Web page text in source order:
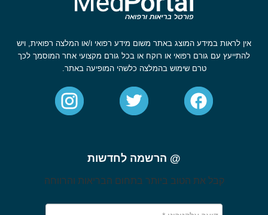
אין לראות במידע המוצג באתר משום מידע רפואי ו/או המלצה רפואית, ויש
להתייעץ עם גורם רפואי או רוקח או בכל גורם מקצועי אחר המוסמך לכך
טרם שימוש בהמלצה כלשהי המופיעה באתר.
@ הרשמה לחדשות
קבל את הטוב ביותר בתחום הבריאות והרווחה